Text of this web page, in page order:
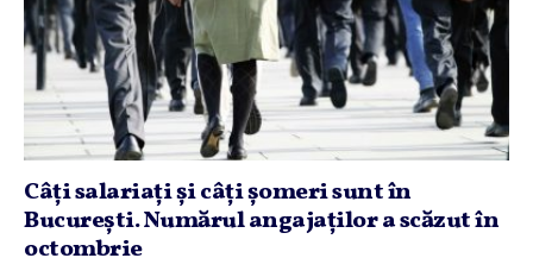
Câţi salariaţi şi câţi şomeri sunt în
Bucureşti. Numărul angajaţilor a scăzut în
octombrie